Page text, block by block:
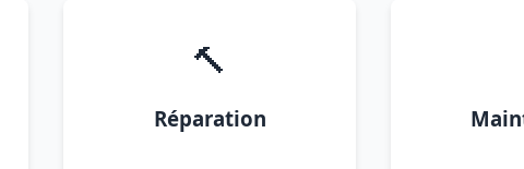
🔨
Réparation